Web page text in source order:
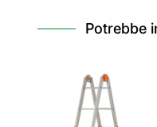
Potrebbe